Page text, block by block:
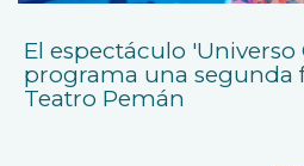
El espectáculo 'Universo
programa una segunda
Teatro Pemán